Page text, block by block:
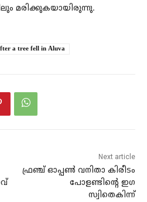
മരിക്കുകയായിരുന്നു.
a tree fell in Aluva
Next article
ഫ്രഞ്ച് ഓപ്പൺ വനിതാ കിരീടം
പോളണ്ടിന്റെ ഇഗ
സ്വിതെകിന്ന്